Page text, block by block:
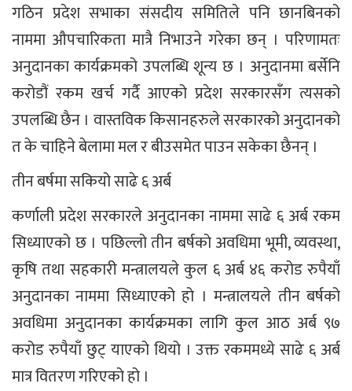
गठिन प्रदेश सभाका संसदीय समितिले पनि छानबिनको
नाममा औपचारिकता मात्रै निभाउने गरेका छन् । परिणामतः
अनुदानका कार्यक्रमको उपलब्धि शून्य छ । अनुदानमा बर्सेनि
करोडौं रकम खर्च गर्दै आएको प्रदेश सरकारसँग त्यसको
उपलब्धि छैन । वास्तविक किसानहरुले सरकारको अनुदानको
त के चाहिने बेलामा मल र बीउसमेत पाउन सकेका छैनन् ।
तीन बर्षमा सकियो साढे ६ अर्ब
कर्णाली प्रदेश सरकारले अनुदानका नाममा साढे ६ अर्ब रकम
सिध्याएको छ । पछिल्लो तीन बर्षको अवधिमा भूमी, व्यवस्था,
कृषि तथा सहकारी मन्त्रालयले कुल ६ अर्ब ४६ करोड रुपैयाँ
अनुदानका नाममा सिध्याएको हो । मन्त्रालयले तीन बर्षको
अवधिमा अनुदानका कार्यक्रमका लागि कुल आठ अर्ब ९७
करोड रुपैयाँ छुट् याएको थियो । उक्त रकममध्ये साढे ६ अर्ब
मात्र वितरण गरिएको हो ।